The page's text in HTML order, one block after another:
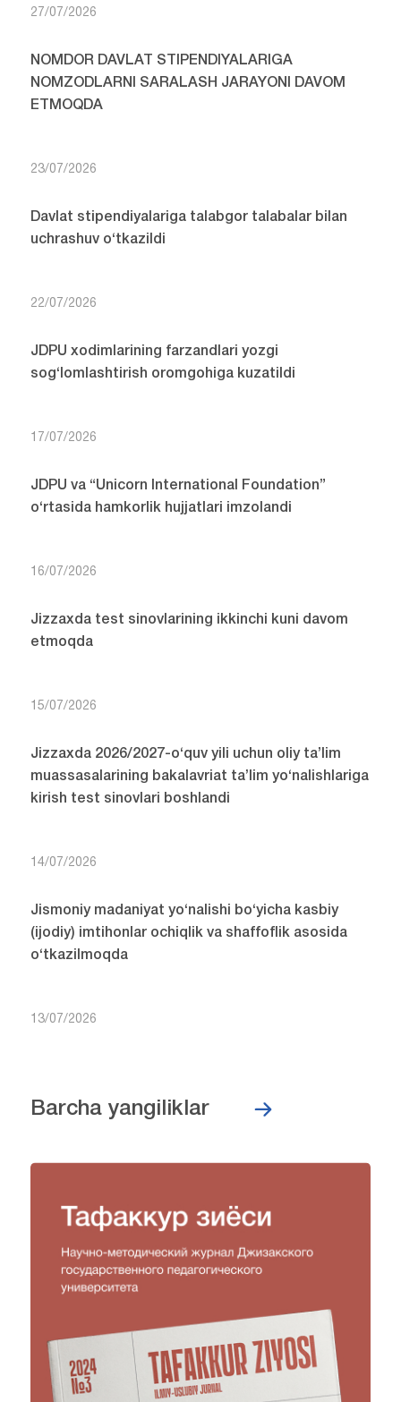
27/07/2026
NOMDOR DAVLAT STIPENDIYALARIGA
NOMZODLARNI SARALASH JARAYONI DAVOM
ETMOQDA
23/07/2026
Davlat stipendiyalariga talabgor talabalar bilan
uchrashuv o‘tkazildi
22/07/2026
JDPU xodimlarining farzandlari yozgi
sog‘lomlashtirish oromgohiga kuzatildi
17/07/2026
JDPU va “Unicorn International Foundation”
o‘rtasida hamkorlik hujjatlari imzolandi
16/07/2026
Jizzaxda test sinovlarining ikkinchi kuni davom
etmoqda
15/07/2026
Jizzaxda 2026/2027-o‘quv yili uchun oliy ta’lim
muassasalarining bakalavriat ta’lim yo‘nalishlariga
kirish test sinovlari boshlandi
14/07/2026
Jismoniy madaniyat yo‘nalishi bo‘yicha kasbiy
(ijodiy) imtihonlar ochiqlik va shaffoflik asosida
o‘tkazilmoqda
13/07/2026
Barcha yangiliklar